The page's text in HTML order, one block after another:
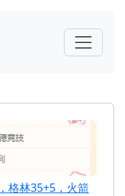
格林35+5，火箭